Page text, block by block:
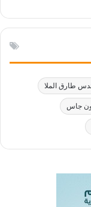
طارق الملا
جاس